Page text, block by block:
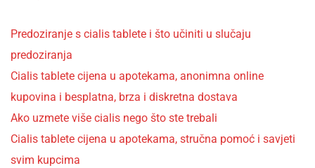
Predoziranje s cialis tablete i što učiniti u slučaju
predoziranja
Cialis tablete cijena u apotekama, anonimna online
kupovina i besplatna, brza i diskretna dostava
Ako uzmete više cialis nego što ste trebali
Cialis tablete cijena u apotekama, stručna pomoć i savjeti
svim kupcima